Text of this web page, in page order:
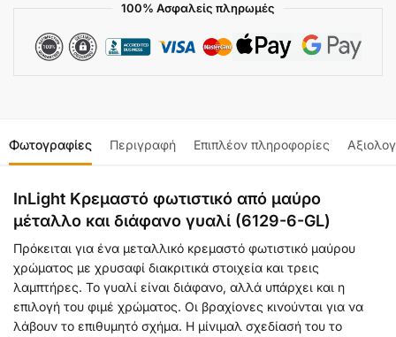
100% Ασφαλείς πληρωμές
Φωτογραφίες Περιγραφή Επιπλέον πληροφορίες
InLight Κρεμαστό φωτιστικό από μαύρο
μέταλλο και διάφανο γυαλί (6129-6-GL)
Πρόκειται για ένα μεταλλικό κρεμαστό φωτιστικό μαύρου
χρώματος με χρυσαφί διακριτικά στοιχεία και τρεις
λαμπτήρες. Το γυαλί είναι διάφανο, αλλά υπάρχει και η
επιλογή του φιμέ χρώματος. Οι βραχίονες κινούνται για να
λάβουν το επιθυμητό σχήμα. Η μίνιμαλ σχεδίασή του το